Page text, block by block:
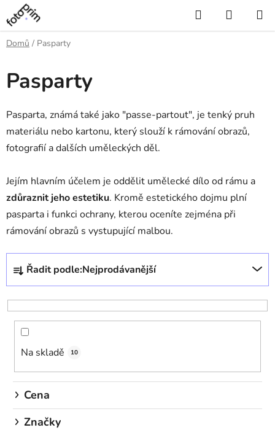
Přejít
na
obsah
Hledat
KOŠÍK
Domů / Pasparty
Pasparty
Pasparta, známá také jako "passe-partout", je tenký pruh
materiálu nebo kartonu, který slouží k rámování obrazů,
fotografií a dalších uměleckých děl.
Jejím hlavním účelem je oddělit umělecké dílo od rámu a
zdůraznit jeho estetiku. Kromě estetického dojmu plní
pasparta i funkci ochrany, kterou oceníte zejména při
rámování obrazů s vystupující malbou.
Ř
z
e
o
d
Řadit podle:Nejprodávanější
Na skladě 10
Cena
Značky